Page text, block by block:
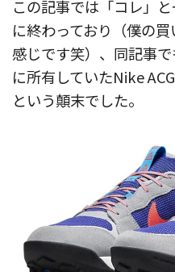
この記事では「コレ」
に終わっており（僕の
感じです笑）、同記事
に所有していたNike
という顛末でした。